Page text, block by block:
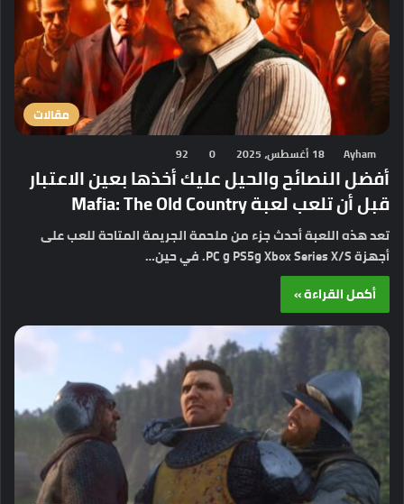
مقالات
Ayham 18 أغسطس، 2025 0
92
أفضل النصائح والحيل عليك أخذها بعين الاعتبار
قبل أن تلعب لعبة Mafia: The Old Country
تعد هذه اللعبة أحدث جزء من ملحمة الجريمة المتاحة للعب على
أجهزة Xbox Series X/S وPS5 و PC. في حين…
أكمل القراءة »